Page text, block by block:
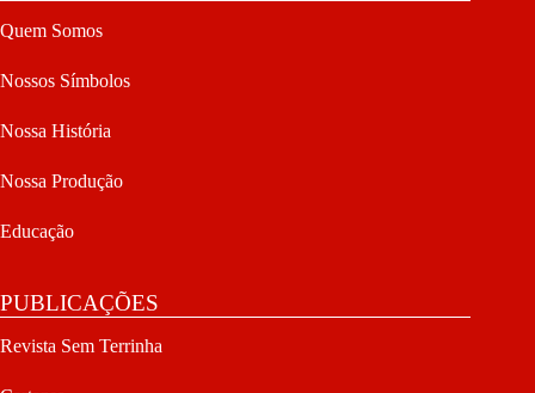
Quem Somos
Nossos Símbolos
Nossa História
Nossa Produção
Educação
PUBLICAÇÕES
Revista Sem Terrinha